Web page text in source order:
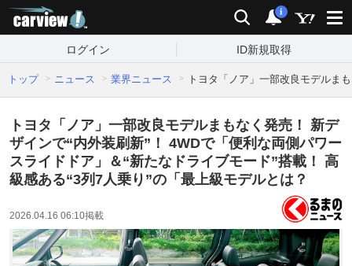
検索 通知
i
ログイン ID新規取得
トップ ニュース 業界ニュース トヨタ「ノア」一部改良モデルま
トヨタ「ノア」一部改良モデルまもなく発売！ 新デ
ザインで“内外装刷新”！ 4WDで「便利な両側パワー
スライドドア」＆“新たなドライブモード”搭載！ 高
級感ある“3列7人乗り”の「最上級モデルとは？
2026.04.16 06:10掲載